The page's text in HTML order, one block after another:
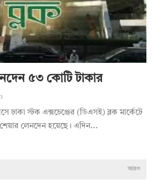
৫৩ কোটি টাকার
ঢাকা স্টক এক্সচেঞ্জের (ডিএসই) ব্লক মার্কেটে
লেনদেন হয়েছে। এদিন...
আরও